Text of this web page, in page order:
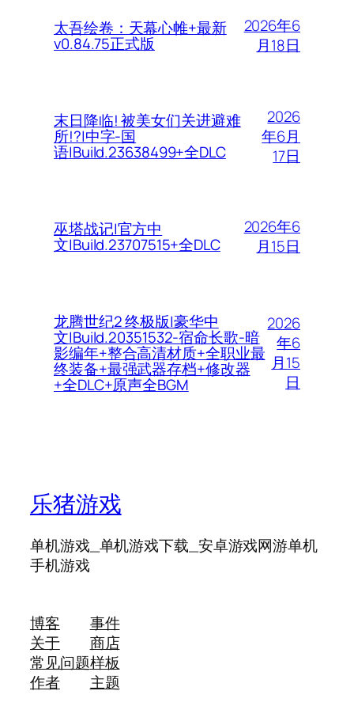
太吾绘卷：天幕心帷+最新
v0.84.75正式版
2026年6
月18日
末日降临! 被美女们关进避难
所!?|中字-国
语|Build.23638499+全DLC
2026
年6月
17日
巫塔战记|官方中
文|Build.23707515+全DLC
2026年6
月15日
龙腾世纪2 终极版|豪华中
文|Build.20351532-宿命长歌-暗
影编年+整合高清材质+全职业最
终装备+最强武器存档+修改器
+全DLC+原声全BGM
2026
年6
月15
日
乐猪游戏
单机游戏_单机游戏下载_安卓游戏网游单机
手机游戏
博客
关于
常见问题
作者
事件
商店
样板
主题